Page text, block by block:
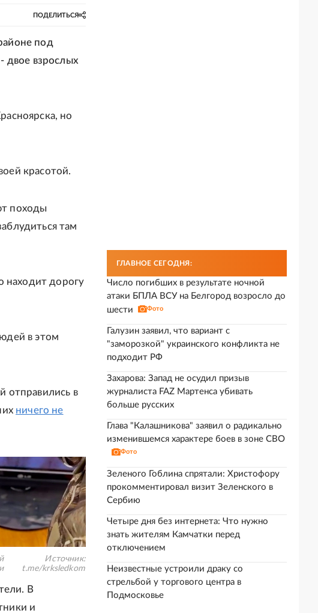
ПОДЕЛИТЬСЯ
под
двое взрослых
но
красотой.
походы
там
находит дорогу
в этом
отправились в
ничего не
Источник:
t.me/krksledkom
В
и
ГЛАВНОЕ СЕГОДНЯ:
Число погибших в результате ночной
атаки БПЛА ВСУ на Белгород возросло до
шести
Фото
Галузин заявил, что вариант с
"заморозкой" украинского конфликта не
подходит РФ
Захарова: Запад не осудил призыв
журналиста FAZ Мартенса убивать
больше русских
Глава "Калашникова" заявил о радикально
изменившемся характере боев в зоне СВО
Фото
Зеленого Гоблина спрятали: Христофору
прокомментировал визит Зеленского в
Сербию
Четыре дня без интернета: Что нужно
знать жителям Камчатки перед
отключением
Неизвестные устроили драку со
стрельбой у торгового центра в
Подмосковье